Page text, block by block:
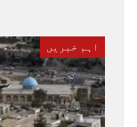
اہم خبریں